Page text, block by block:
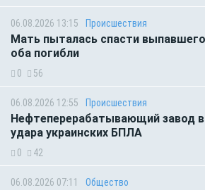
06.08.2026 13:15 Происшествия
Мать пыталась спасти
оба погибли
0 56
06.08.2026 12:55 Происшествия
Нефтеперерабатывающий завод
удара украинских БПЛА
0 42
06.08.2026 07:11 Общество